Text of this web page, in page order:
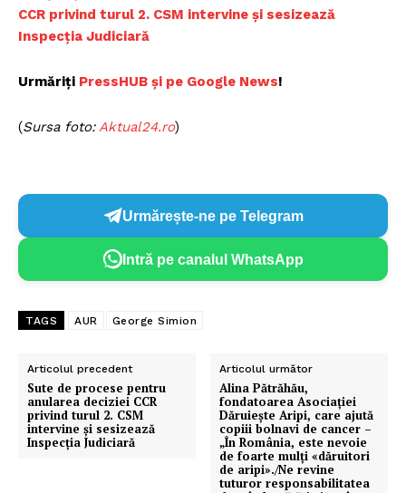
CCR privind turul 2. CSM intervine și sesizează
Inspecția Judiciară
Urmăriți PressHUB și pe Google News!
(Sursa foto:Aktual24.ro)
Urmărește-ne pe Telegram
Intră pe canalul WhatsApp
TAGS AUR George Simion
Articolul precedent
Sute de procese pentru
anularea deciziei CCR
privind turul 2. CSM
intervine și sesizează
Inspecția Judiciară
Articolul următor
Alina Pătrăhău,
fondatoarea Asociaţiei
Dăruieşte Aripi, care ajută
copiii bolnavi de cancer –
„În România, este nevoie
de foarte mulți «dăruitori
de aripi»./Ne revine
tuturor responsabilitatea